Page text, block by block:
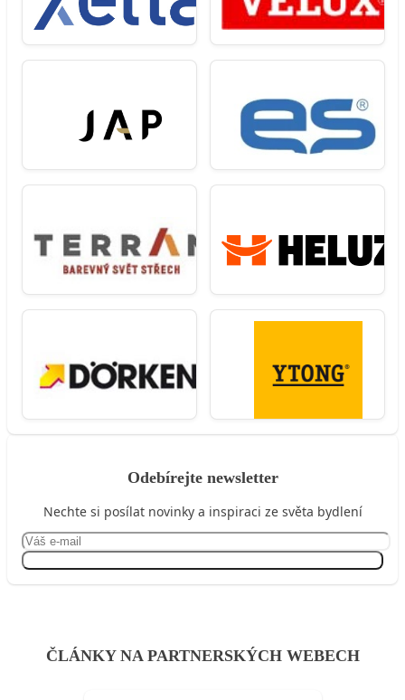
Odebírejte newsletter
Nechte si posílat novinky a inspiraci ze světa bydlení
ČLÁNKY NA PARTNERSKÝCH WEBECH